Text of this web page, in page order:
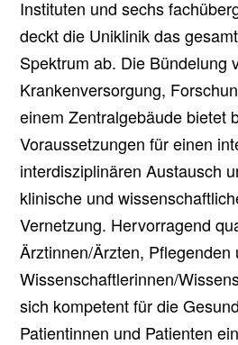
Instituten und sechs
deckt die Uniklinik das
Spektrum ab. Die Bündelung
Krankenversorgung,
einem Zentralgebäude bietet
Voraussetzungen für einen
interdisziplinären Austausch
klinische und
Vernetzung. Hervorragend
Ärztinnen/Ärzten, Pflegenden
Wissenschaftlerinnen/
sich kompetent für die
Patientinnen und Patienten